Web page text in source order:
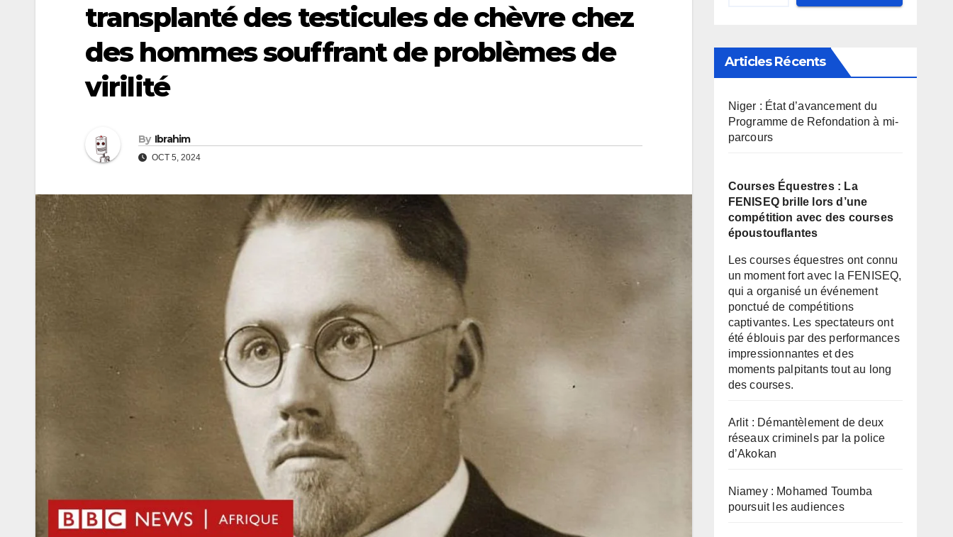
transplanté des testicules de chèvre chez
des hommes souffrant de problèmes de
virilité
By Ibrahim
OCT 5, 2024
Articles Récents
Niger : État d’avancement du
Programme de Refondation à mi-
parcours
Courses Équestres : La
FENISEQ brille lors d’une
compétition avec des courses
époustouflantes
Les courses équestres ont connu
un moment fort avec la FENISEQ,
qui a organisé un événement
ponctué de compétitions
captivantes. Les spectateurs ont
été éblouis par des performances
impressionnantes et des
moments palpitants tout au long
des courses.
Arlit : Démantèlement de deux
réseaux criminels par la police
d’Akokan
Niamey : Mohamed Toumba
poursuit les audiences